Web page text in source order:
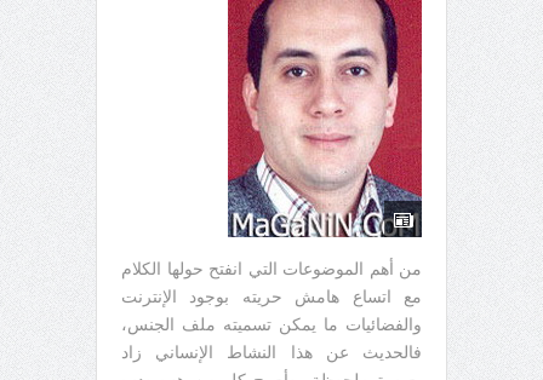
من أهم الموضوعات التي انفتح حولها الكلام
مع اتساع هامش حريته بوجود الإنترنت
والفضائيات ما يمكن تسميته ملف الجنس،
فالحديث عن هذا النشاط الإنساني زاد